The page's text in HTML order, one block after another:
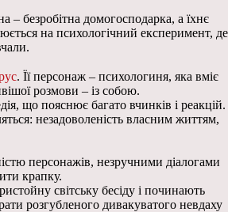
безробітна домогосподарка, а їхнє
на психологічний експеримент, де
. Її персонаж – психологиня, яка вміє
розмови – із собою.
що пояснює багато вчинків і реакцій.
незадоволеність власним життям,
персонажів, незручними діалогами
крапку.
світську бесіду і починають
розгубленого дивакуватого невдаху